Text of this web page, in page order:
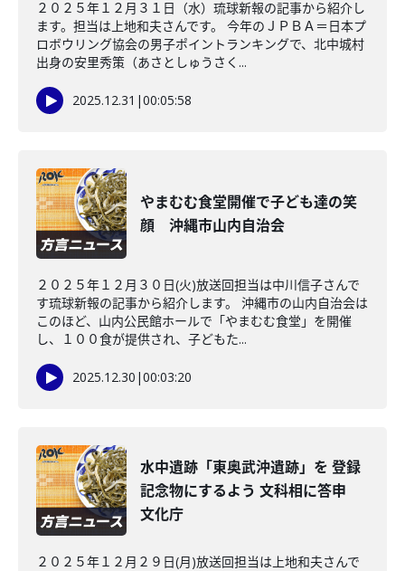
２０２５年１２月３１日（水）琉球新報の記事から紹介し
ます。担当は上地和夫さんです。 今年のＪＰＢＡ＝日本プ
ロボウリング協会の男子ポイントランキングで、北中城村
出身の安里秀策（あさとしゅうさく...
2025.12.31 |00:05:58
やまむむ食堂開催で子ども達の笑
顔 沖縄市山内自治会
２０２５年１２月３０日(火)放送回担当は中川信子さんで
す琉球新報の記事から紹介します。 沖縄市の山内自治会は
このほど、山内公民館ホールで「やまむむ食堂」を開催
し、１００食が提供され、子どもた...
2025.12.30 |00:03:20
水中遺跡「東奥武沖遺跡」を 登録
記念物にするよう 文科相に答申
文化庁
２０２５年１２月２９日(月)放送回担当は上地和夫さんで